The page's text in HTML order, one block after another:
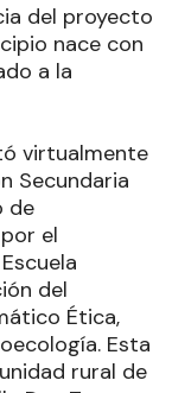
del proyecto
nace con
a la
virtualmente
Secundaria
de
el
del
Ética,
Esta
rural de